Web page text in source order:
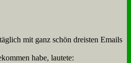
mit ganz schön drei­sten Emails
ha­be, lau­te­te: